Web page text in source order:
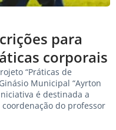
para
corporais
“Práticas de
Municipal “Ayrton
é destinada a
do professor